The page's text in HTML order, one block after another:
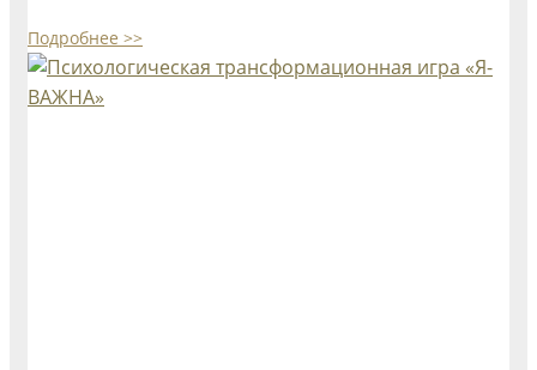
Подробнее >>